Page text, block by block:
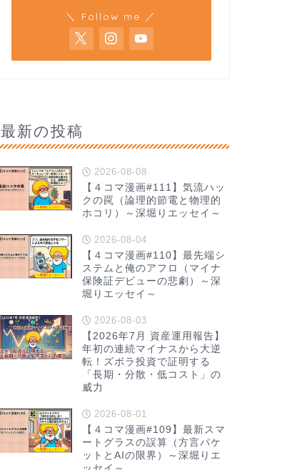
＼ Follow me ／
最新の投稿
2026-08-08
【４コマ漫画#111】気流ハッ
クの罠（論理的節電と物理的
ホコリ）～深堀りエッセイ～
2026-08-04
【４コマ漫画#110】最先端シ
ステムと俺のアフロ（マイナ
保険証デビューの悲劇）～深
堀りエッセイ～
2026-08-03
【2026年7月 資産運用報告】
年初の連続マイナスから大逆
転！ズボラ投資で証明する
「長期・分散・低コスト」の
威力
2026-08-01
【４コマ漫画#109】最新スマ
ートグラスの誤算（方言パケ
ットとAIの限界）～深堀りエ